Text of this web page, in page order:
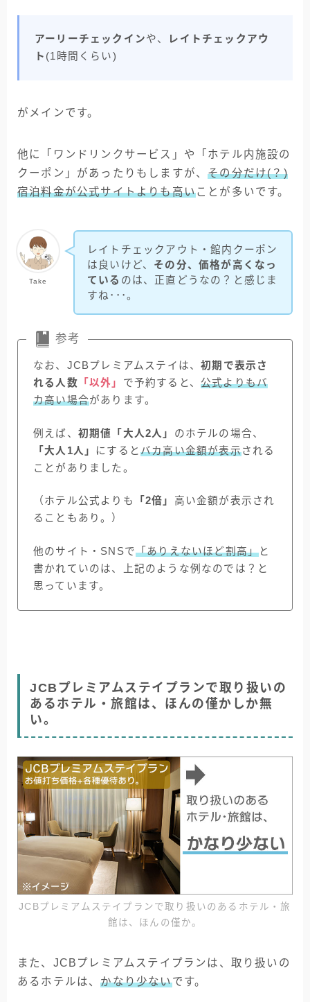
アーリーチェックインや、
レイトチェックアウ
ト (1時間くらい)
がメインです。
他に「ワンドリンクサービス」や「ホテル内施設の
クーポン」があったりもしますが、その分だけ(？)
宿泊料金が公式サイトよりも高いことが多いです。
Take
レイトチェックアウト・館内クーポン
は良いけど、 その分、価格が高くなっ
ている のは、正直どうなの？と感じま
すね･･･。
参考
なお、JCBプレミアムステイは、初期で表示さ
れる人数 「以外」 で予約すると、公式よりもバ
カ高い場合があります。
例えば、 初期値「大人2人」 のホテルの場合、
「大人1人」 にするとバカ高い金額が表示される
ことがありました。
（ホテル公式よりも 「2倍」 高い金額が表示され
ることもあり。）
他のサイト・SNSで「ありえないほど割高」と
書かれていのは、上記のような例なのでは？と
思っています。
JCBプレミアムステイプランで取り扱いの
あるホテル・旅館は、ほんの僅かしか無
い。
JCBプレミアムステイプランで取り扱いのあるホテル・旅
館は、ほんの僅か。
また、JCBプレミアムステイプランは、取り扱いの
あるホテルは、かなり少ないです。